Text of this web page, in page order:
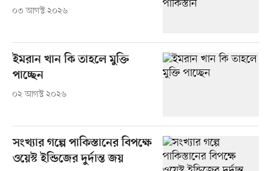
০৩ আগস্ট ২০২৬
ইমরান খান কি তাহলে মুক্তি
পাচ্ছেন
০২ আগস্ট ২০২৬
সংখ্যার গল্পে পাকিস্তানের বিপক্ষে
ওয়েস্ট ইন্ডিজের দুর্দান্ত জয়